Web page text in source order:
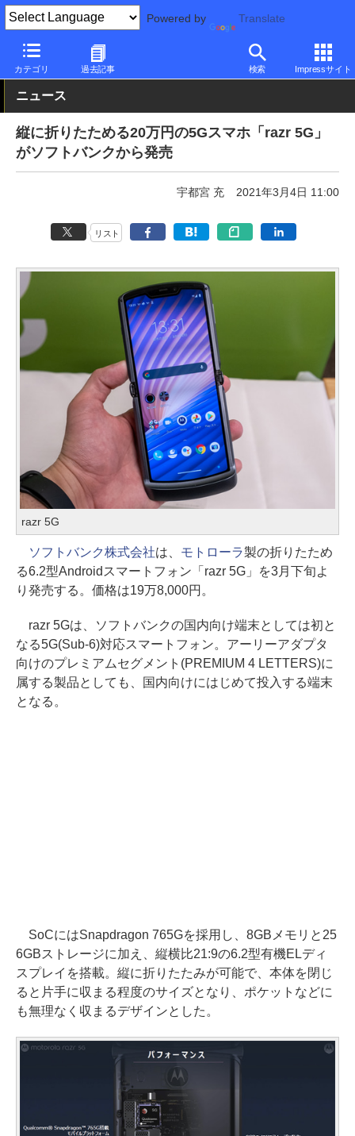
Powered by Translate
カテゴリ 過去記事 検索 Impressサイト
PC Watch パソコン/タブレット/スマートフォン スマートフォン
ニュース
縦に折りたためる20万円の5Gスマホ「razr 5G」
がソフトバンクから発売
宇都宮 充 2021年3月4日 11:00
リスト
razr 5G
ソフトバンク株式会社は、 モトローラ製の折りたため
る6.2型Androidスマートフォン「razr 5G」を3月下旬よ
り発売する。価格は19万8,000円。
razr 5Gは、ソフトバンクの国内向け端末としては初と
なる5G(Sub-6)対応スマートフォン。アーリーアダプタ
向けのプレミアムセグメント(PREMIUM 4 LETTERS)に
属する製品としても、国内向けにはじめて投入する端末
となる。
SoCにはSnapdragon 765Gを採用し、8GBメモリと25
6GBストレージに加え、縦横比21:9の6.2型有機ELディ
スプレイを搭載。縦に折りたたみが可能で、本体を閉じ
ると片手に収まる程度のサイズとなり、ポケットなどに
も無理なく収まるデザインとした。